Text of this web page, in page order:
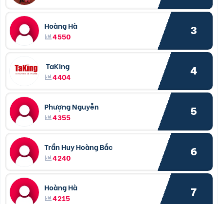
Hoàng Hà
4550
3
TaKing
4404
4
Phượng Nguyễn
4355
5
Trần Huy Hoàng Bắc
4240
6
Hoàng Hà
4215
7